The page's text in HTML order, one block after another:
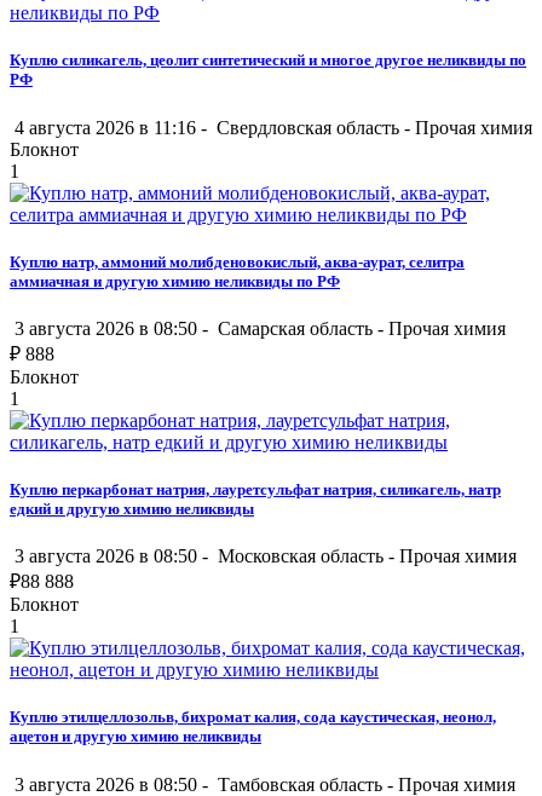
Куплю силикагель, цеолит синтетический и многое другое неликвиды по
РФ
4 августа 2026 в 11:16 - Свердловская область - Прочая химия
Блокнот
1
Куплю натр, аммоний молибденовокислый, аква-аурат, селитра
аммиачная и другую химию неликвиды по РФ
3 августа 2026 в 08:50 - Самарская область - Прочая химия
₽ 888
Блокнот
1
Куплю перкарбонат натрия, лауретсульфат натрия, силикагель, натр
едкий и другую химию неликвиды
3 августа 2026 в 08:50 - Московская область - Прочая химия
₽88 888
Блокнот
1
Куплю этилцеллозольв, бихромат калия, сода каустическая, неонол,
ацетон и другую химию неликвиды
3 августа 2026 в 08:50 - Тамбовская область - Прочая химия